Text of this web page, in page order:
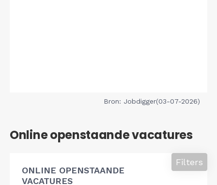
Bron: Jobdigger(03-07-2026)
Online openstaande vacatures
ONLINE OPENSTAANDE
VACATURES
Filters